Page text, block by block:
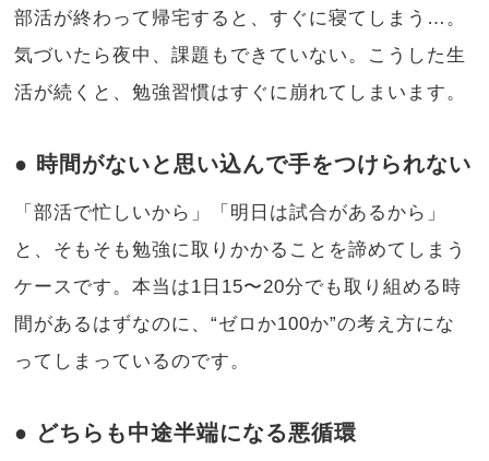
部活が終わって帰宅すると、すぐに寝てしまう…。
気づいたら夜中、課題もできていない。こうした生
活が続くと、勉強習慣はすぐに崩れてしまいます。
● 時間がないと思い込んで手をつけられない
「部活で忙しいから」「明日は試合があるから」
と、そもそも勉強に取りかかることを諦めてしまう
ケースです。本当は1日15〜20分でも取り組める時
間があるはずなのに、“ゼロか100か”の考え方にな
ってしまっているのです。
● どちらも中途半端になる悪循環